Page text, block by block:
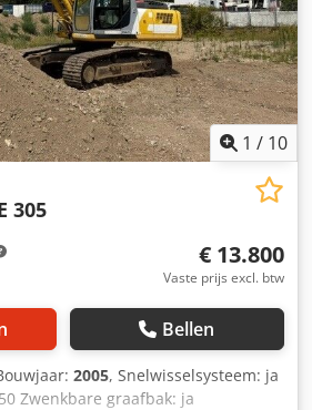
1 / 10
305
€ 13.800
Vaste prijs excl. btw
Bellen
2005, Snelwisselsysteem: ja
Zwenkbare graafbak: ja